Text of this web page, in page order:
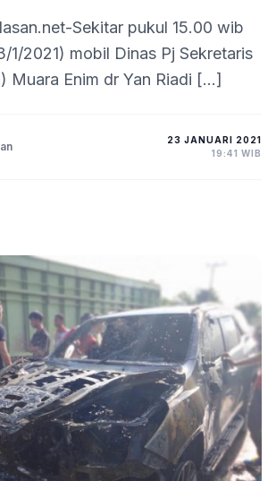
Sekitar pukul 15.00 wib
1/2021) mobil Dinas Pj Sekretaris
Muara Enim dr Yan Riadi […]
23 JANUARI 2021
19:41 WIB